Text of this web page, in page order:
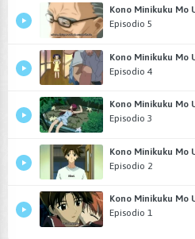
Kono Minikuku Mo
Episodio 5
Kono Minikuku Mo
Episodio 4
Kono Minikuku Mo
Episodio 3
Kono Minikuku Mo
Episodio 2
Kono Minikuku Mo
Episodio 1